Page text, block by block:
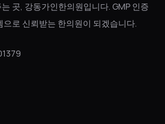
곳, 강동가인한의원입니다. GMP 인증
로 신뢰받는 한의원이 되겠습니다.